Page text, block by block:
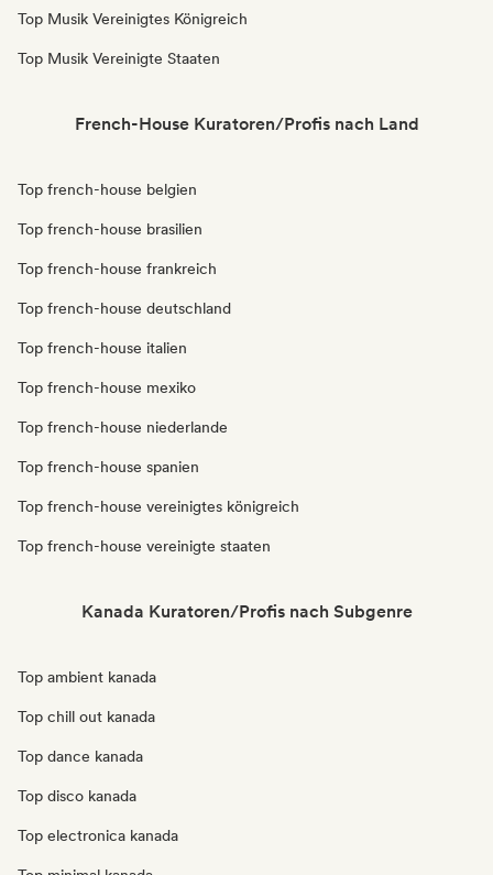
Top Musik Vereinigtes Königreich
Top Musik Vereinigte Staaten
French-House Kuratoren/Profis nach Land
Top french-house belgien
Top french-house brasilien
Top french-house frankreich
Top french-house deutschland
Top french-house italien
Top french-house mexiko
Top french-house niederlande
Top french-house spanien
Top french-house vereinigtes königreich
Top french-house vereinigte staaten
Kanada Kuratoren/Profis nach Subgenre
Top ambient kanada
Top chill out kanada
Top dance kanada
Top disco kanada
Top electronica kanada